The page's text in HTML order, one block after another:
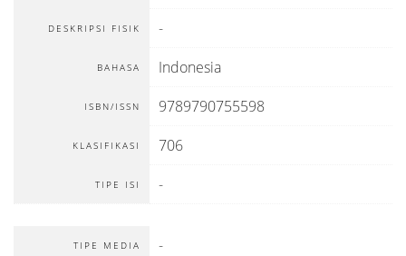
DESKRIPSI FISIK -
BAHASA Indonesia
ISBN/ISSN 9789790755598
KLASIFIKASI 706
TIPE ISI -
TIPE MEDIA -